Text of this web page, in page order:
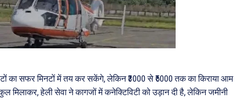
का सफर मिनटों में तय कर सकेंगे, लेकिन ₹3000 से ₹5000 तक का किराया आम
मिलाकर, हेली सेवा ने कागजों में कनेक्टिविटी को उड़ान दी है, लेकिन जमीनी